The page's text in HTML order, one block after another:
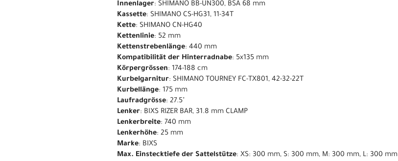
Innenlager: SHIMANO BB-UN300, BSA 68 mm
Kassette: SHIMANO CS-HG31, 11-34T
Kette: SHIMANO CN-HG40
Kettenlinie: 52 mm
Kettenstrebenlänge: 440 mm
Kompatibilität der Hinterradnabe: 5x135 mm
Körpergrössen: 174-188 cm
Kurbelgarnitur: SHIMANO TOURNEY FC-TX801, 42-32-22T
Kurbellänge: 175 mm
Laufradgrösse: 27.5"
Lenker: BIXS RIZER BAR, 31.8 mm CLAMP
Lenkerbreite: 740 mm
Lenkerhöhe: 25 mm
Marke: BIXS
Max. Einstecktiefe der Sattelstütze: XS: 300 mm, S: 300 mm, M: 300 mm, L: 300 mm